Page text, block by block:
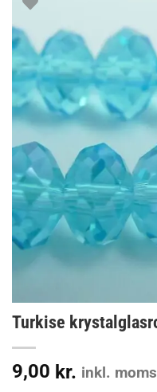
Turkise
9,00 kr. inkl. moms